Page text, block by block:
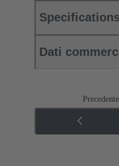
Dati
Precedente